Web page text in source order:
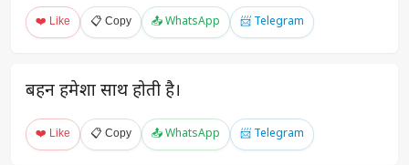
❤️ Like 📋 Copy 📤 WhatsApp 📨 Telegram
बहन हमेशा साथ होती है।
❤️ Like 📋 Copy 📤 WhatsApp 📨 Telegram